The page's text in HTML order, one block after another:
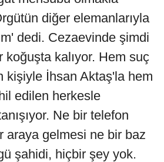
diğer elemanlarıyla
dedi. Cezaevinde şimdi
koğuşta kalıyor. Hem suç
kişiyle İhsan Aktaş'la hem
edilen herkesle
Ne bir telefon
araya gelmesi ne bir baz
şahidi, hiçbir şey yok.